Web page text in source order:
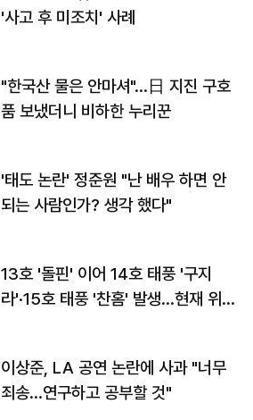
'사고 후 미조치' 사례
"한국산 물은 안마셔"…日 지진 구호
품 보냈더니 비하한 누리꾼
'태도 논란' 정준원 "난 배우 하면 안
되는 사람인가? 생각 했다"
13호 '돌핀' 이어 14호 태풍 '구지
라'·15호 태풍 '찬홈' 발생…현재 위
이상준, LA 공연 논란에 사과 "너무
죄송…연구하고 공부할 것"